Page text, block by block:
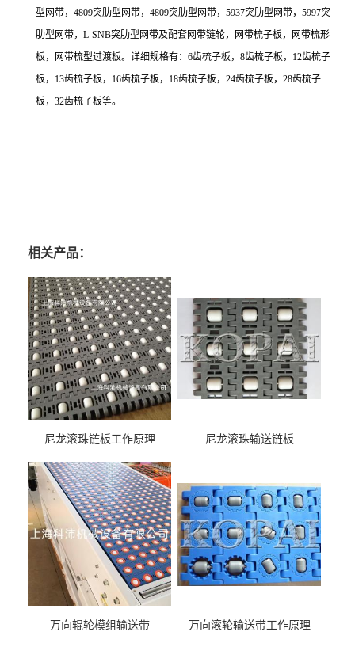
型网带，4809突肋型网带，4809突肋型网带，5937突肋型网带，5997突
肋型网带，L-SNB突肋型网带及配套网带链轮，网带梳子板，网带梳形
板，网带梳型过渡板。详细规格有：6齿梳子板，8齿梳子板，12齿梳子
板，13齿梳子板，16齿梳子板，18齿梳子板，24齿梳子板，28齿梳子
板，32齿梳子板等。
相关产品：
尼龙滚珠链板工作原理 尼龙滚珠输送链板
万向辊轮模组输送带 万向滚轮输送带工作原理